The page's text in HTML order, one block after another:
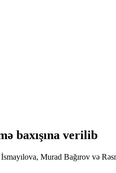
baxışına verilib
Murad Bağırov və